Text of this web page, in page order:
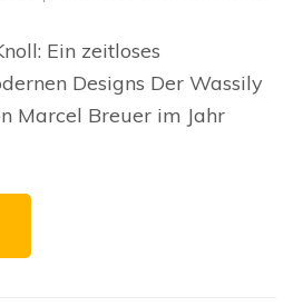
Ein zeitloses
Designs Der Wassily
Marcel Breuer im Jahr